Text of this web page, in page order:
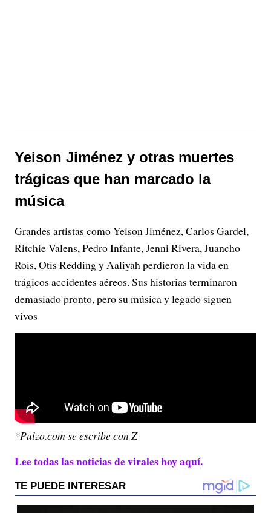
Yeison Jiménez y otras muertes
trágicas que han marcado la
música
Grandes artistas como Yeison Jiménez, Carlos Gardel,
Ritchie Valens, Pedro Infante, Jenni Rivera, Juancho
Rois, Otis Redding y Aaliyah perdieron la vida en
trágicos accidentes aéreos. Sus historias terminaron
demasiado pronto, pero su música y legado siguen
vivos
*Pulzo.com se escribe con Z
Lee todas las noticias de virales hoy aquí.